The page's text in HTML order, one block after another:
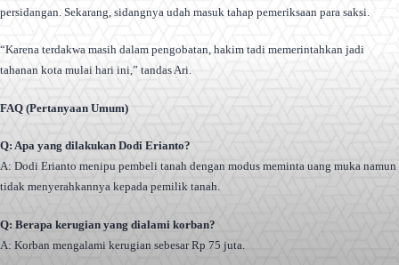
persidangan. Sekarang, sidangnya udah masuk tahap pemeriksaan para saksi.
“Karena terdakwa masih dalam pengobatan, hakim tadi memerintahkan jadi
tahanan kota mulai hari ini,” tandas Ari.
FAQ (Pertanyaan Umum)
Q: Apa yang dilakukan Dodi Erianto?
A: Dodi Erianto menipu pembeli tanah dengan modus meminta uang muka namun
tidak menyerahkannya kepada pemilik tanah.
Q: Berapa kerugian yang dialami korban?
A: Korban mengalami kerugian sebesar Rp 75 juta.